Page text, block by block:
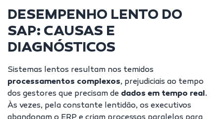
DESEMPENHO LENTO DO
SAP: CAUSAS E
DIAGNÓSTICOS
Sistemas lentos resultam nos temidos
processamentos complexos, prejudiciais ao tempo
dos gestores que precisam de dados em tempo real.
Às vezes, pela constante lentidão, os executivos